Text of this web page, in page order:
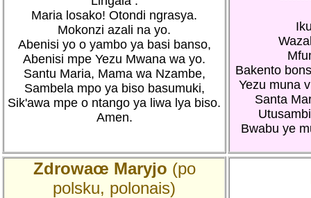
Maria losako! Otondi ngrasya.
Mokonzi azali na yo.
Abenisi yo o yambo ya basi banso,
Abenisi mpe Yezu Mwana wa yo.
Santu Maria, Mama wa Nzambe,
Sambela mpo ya biso basumuki,
Sik'awa mpe o ntango ya liwa lya biso.
Amen.
Bakento
Yezu muna
Santa
Bwabu ye
Zdrowaœ Maryjo (po
polsku, polonais)